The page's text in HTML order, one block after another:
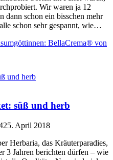
Wir waren ja 12
dann schon ein bisschen mehr
schon sehr gespannt, wie…
BellaCrema® von
süß und herb
25. April 2018
das Kräuterparadies,
3 Jahren berichten dürfen – wie